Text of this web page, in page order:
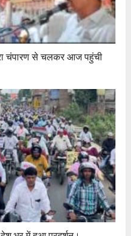
चंपारण से चलकर आज पहुंची